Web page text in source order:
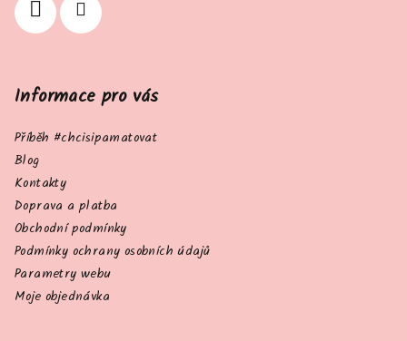
Informace pro vás
Příběh #chcisipamatovat
Blog
Kontakty
Doprava a platba
Obchodní podmínky
Podmínky ochrany osobních údajů
Parametry webu
Moje objednávka